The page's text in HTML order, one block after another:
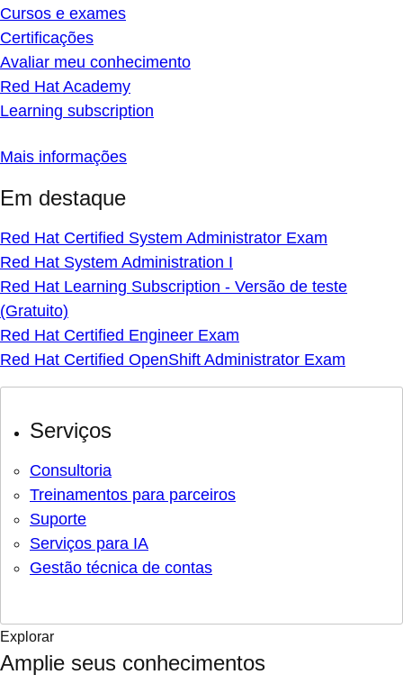
Cursos e exames
Certificações
Avaliar meu conhecimento
Red Hat Academy
Learning subscription
Mais informações
Em destaque
Red Hat Certified System Administrator Exam
Red Hat System Administration I
Red Hat Learning Subscription - Versão de teste
(Gratuito)
Red Hat Certified Engineer Exam
Red Hat Certified OpenShift Administrator Exam
Serviços
Consultoria
Treinamentos para parceiros
Suporte
Serviços para IA
Gestão técnica de contas
Explorar
Amplie seus conhecimentos